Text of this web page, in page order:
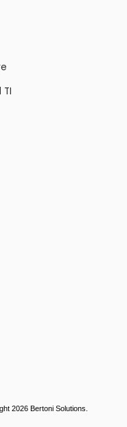
2026 Bertoni Solutions.